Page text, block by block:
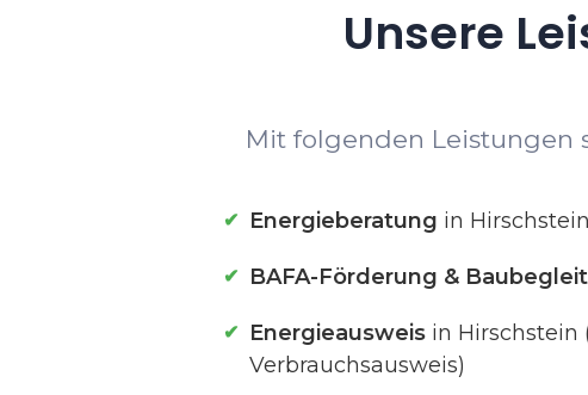
Unsere
Mit folgenden Leistungen
Energieberatung in Hirschstein
BAFA-Förderung &
Energieausweis in Hirschstein
Verbrauchsausweis)